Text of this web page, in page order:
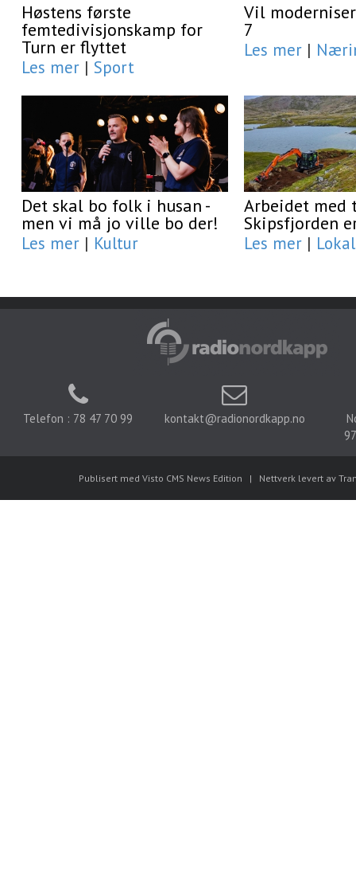
Høstens første
femtedivisjonskamp for
Turn er flyttet
Les mer | Sport
Vil
7
Les mer |
Det skal bo folk i husan -
men vi må jo ville bo der!
Les mer | Kultur
Arbeidet med
Skipsfjorden
Les mer | Lokal
Telefon : 78 47 70 99 kontakt@radionordkapp.no
Publisert med Visto CMS News Edition | Nettverk levert av